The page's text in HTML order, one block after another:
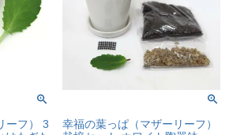
ーフ） 3
幸福の葉っぱ（マザーリーフ）